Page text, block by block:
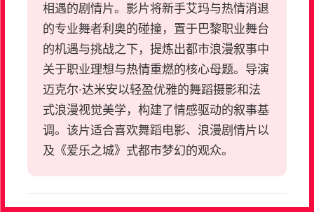
相遇的剧情片。影片将新手艾玛与热情消退
的专业舞者利奥的碰撞，置于巴黎职业舞台
的机遇与挑战之下，提炼出都市浪漫叙事中
关于职业理想与热情重燃的核心母题。导演
迈克尔·达米安以轻盈优雅的舞蹈摄影和法
式浪漫视觉美学，构建了情感驱动的叙事基
调。该片适合喜欢舞蹈电影、浪漫剧情片以
及《爱乐之城》式都市梦幻的观众。